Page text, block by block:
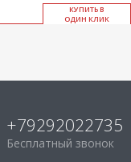
КУ­ПИТЬ В
ОДИН КЛИК
+79292022735
Бесплатный звонок